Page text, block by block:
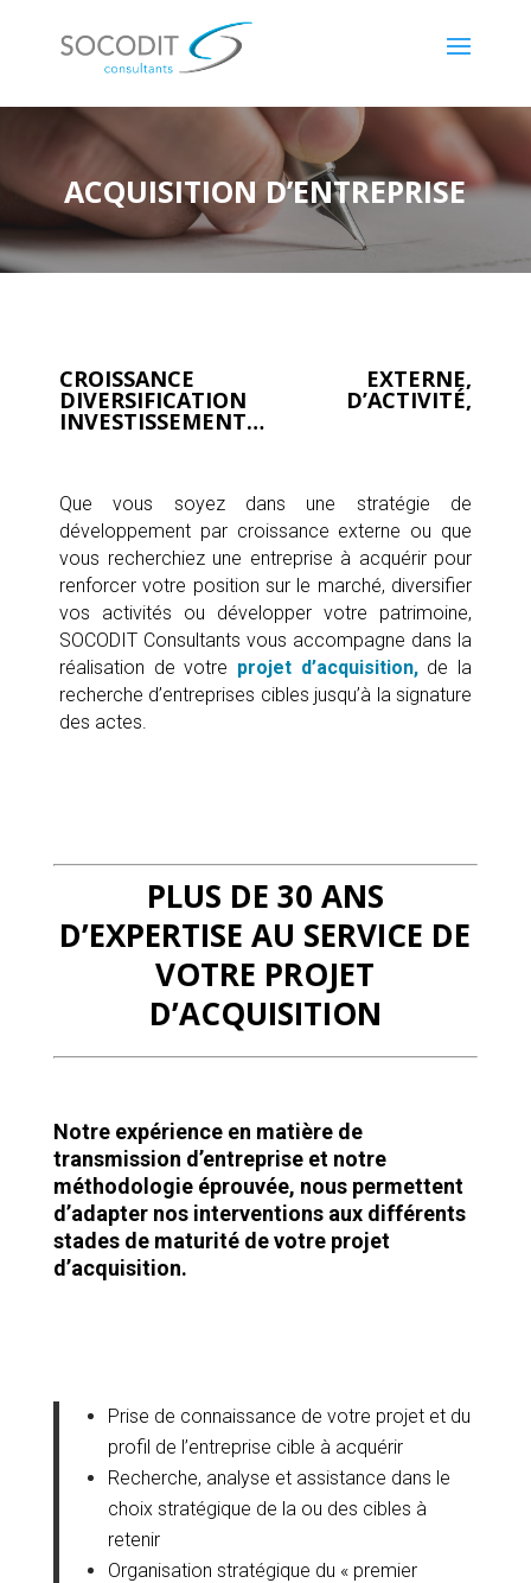
ACQUISITION D’ENTREPRISE
CROISSANCE EXTERNE,
DIVERSIFICATION D’ACTIVITÉ,
INVESTISSEMENT…
Que vous soyez dans une stratégie de
développement par croissance externe ou que
vous recherchiez une entreprise à acquérir pour
renforcer votre position sur le marché, diversifier
vos activités ou développer votre patrimoine,
SOCODIT Consultants vous accompagne dans la
réalisation de votre projet d’acquisition,de la
recherche d’entreprises cibles jusqu’à la signature
des actes.
PLUS DE 30 ANS
D’EXPERTISE AU SERVICE DE
VOTRE PROJET
D’ACQUISITION
Notre expérience en matière de
transmission d’entreprise et notre
méthodologie éprouvée, nous permettent
d’adapter nos interventions aux différents
stades de maturité de votre projet
d’acquisition.
Prise de connaissance de votre projet et du
profil de l’entreprise cible à acquérir
Recherche, analyse et assistance dans le
choix stratégique de la ou des cibles à
retenir
Organisation stratégique du « premier